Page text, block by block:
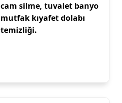
cam silme, tuvalet banyo
mutfak kıyafet dolabı
temizliği.